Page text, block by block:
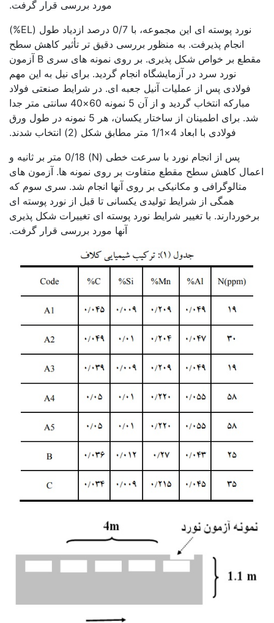
مورد بررسی قرار گرفت.
نورد پوسته ای این مجموعه، با 0/7 درصد ازدیاد طول (EL%)
انجام پذیرفت. به منظور بررسی دقیق تر تأثیر کاهش سطح
مقطع بر خواص شکل پذیری. بر روی نمونه های سری B آزمون
نورد سرد در آزمایشگاه انجام گردید. برای نیل به این مهم
فولادی پس از عملیات آنیل جعبه ای. در شرایط صنعتی فولاد
مبارکه انتخاب گردید و از آن 5 نمونه 60×40 سانتی متر جدا
شد. برای اطمینان از ساختار یکسان، هر 5 نمونه در طول ورق
فولادی با ابعاد 4×1/1 متر مطابق شکل (2) انتخاب شدند.
پس از انجام نورد با سرعت خطی (N) 0/18 متر بر ثانیه و
اعمال کاهش سطح مقطع متفاوت بر روی نمونه ها. آزمون های
متالوگرافی و مکانیکی بر روی آنها انجام شد. سری سوم که
همگی از شرایط تولیدی یکسانی تا قبل از نورد پوسته ای
برخوردارند. با تغییر شرایط نورد پوسته ای تغییرات شکل پذیری
آنها مورد بررسی قرار گرفت.